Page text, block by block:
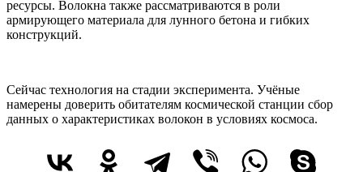
ресурсы. Волокна также рассматриваются в роли
армирующего материала для лунного бетона и гибких
конструкций.
Сейчас технология на стадии эксперимента. Учёные
намерены доверить обитателям космической станции сбор
данных о характеристиках волокон в условиях космоса.